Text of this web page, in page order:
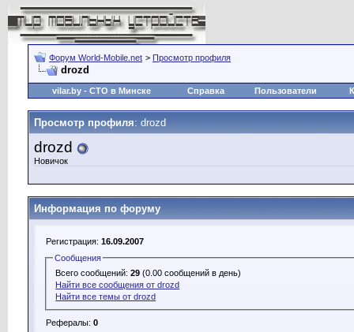
Форум World-Mobile.net > Просмотр профиля
drozd
vilar.by - СТО в Минске Справка Пользователи
Просмотр профиля: drozd
drozd
Новичок
Информация по форуму
Регистрация: 16.09.2007
Сообщения
Всего сообщений:29 (0.00 сообщений в день)
Найти все сообщения от drozd
Найти все темы от drozd
Рефералы: 0